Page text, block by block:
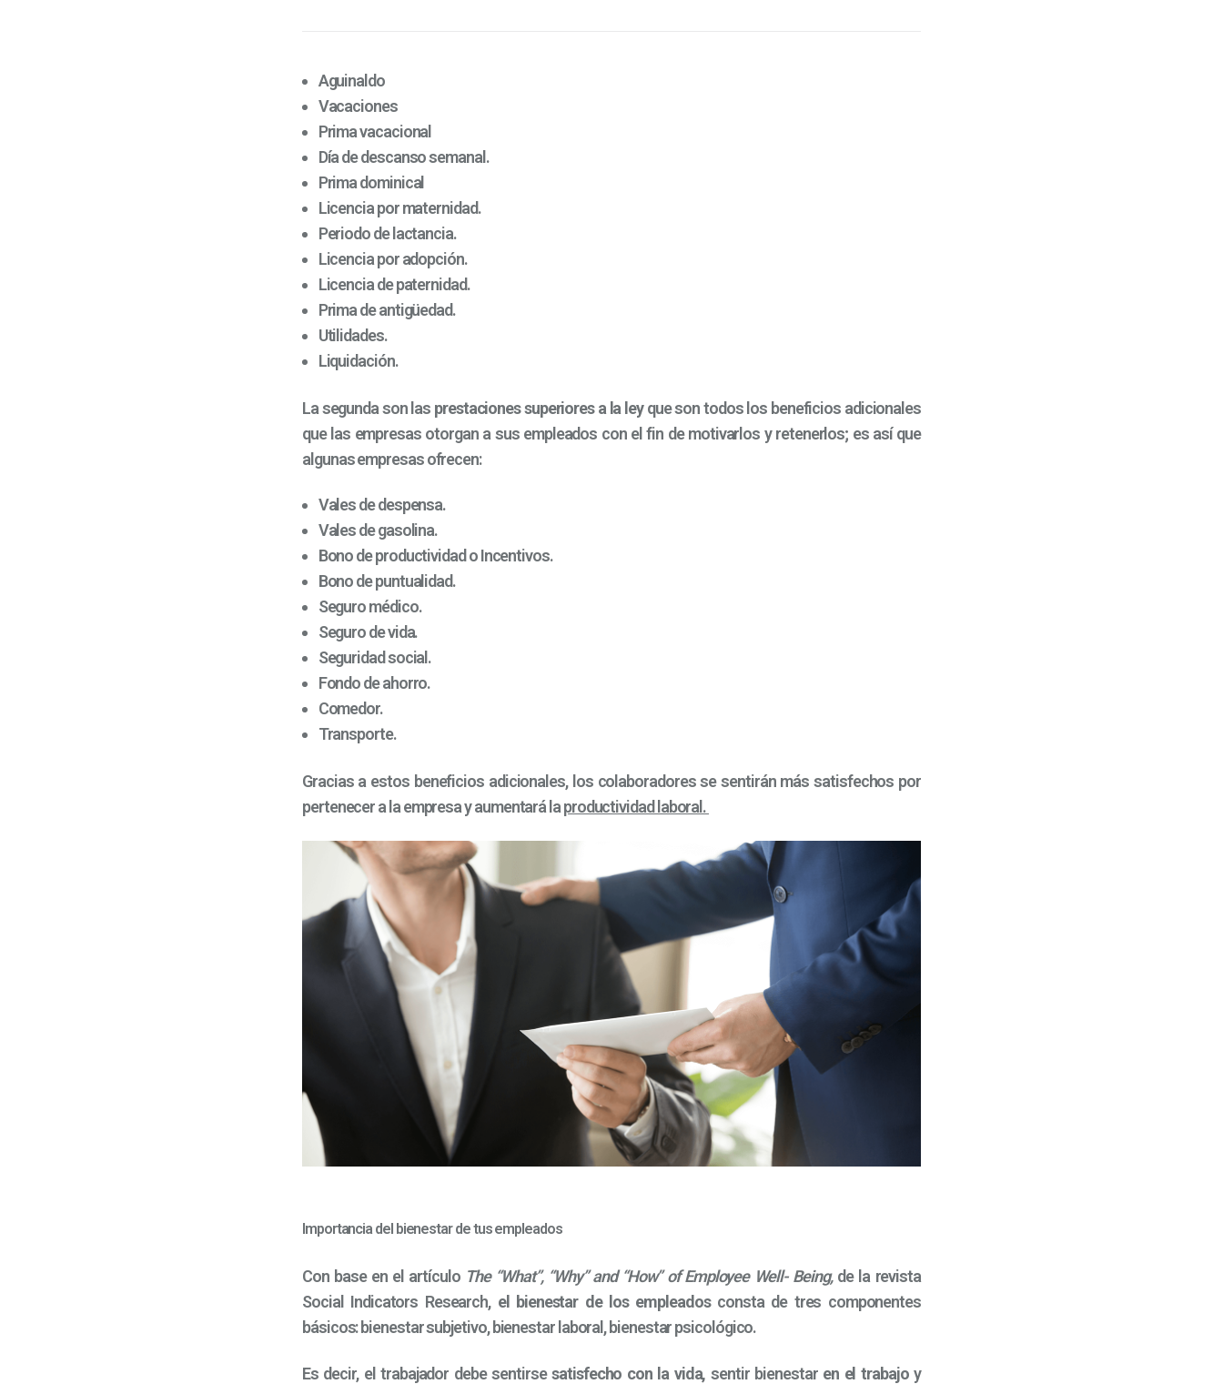
Aguinaldo
Vacaciones
Prima vacacional
Día de descanso semanal.
Prima dominical
Licencia por maternidad.
Periodo de lactancia.
Licencia por adopción.
Licencia de paternidad.
Prima de antigüedad.
Utilidades.
Liquidación.
La segunda son las prestaciones superiores a la leyque son todos los beneficios adicionales
que las empresas otorgan a sus empleados con el fin de motivarlos y retenerlos; es así que
algunas empresas ofrecen:
Vales de despensa.
Vales de gasolina.
Bono de productividad o Incentivos.
Bono de puntualidad.
Seguro médico.
Seguro de vida.
Seguridad social.
Fondo de ahorro.
Comedor.
Transporte.
Gracias a estos beneficios adicionales, los colaboradores se sentirán más satisfechos por
pertenecer a la empresa y aumentará laproductividad laboral.
Importancia del bienestar de tus empleados
Con base en el artículo The “What”, “Why” and “How” of Employee Well- Being, de la revista
Social Indicators Research, el bienestar de los empleadosconsta de tres componentes
básicos: bienestar subjetivo, bienestar laboral, bienestar psicológico.
Es decir, el trabajador debe sentirsesatisfecho con la vida, sentir bienestaren el trabajoy